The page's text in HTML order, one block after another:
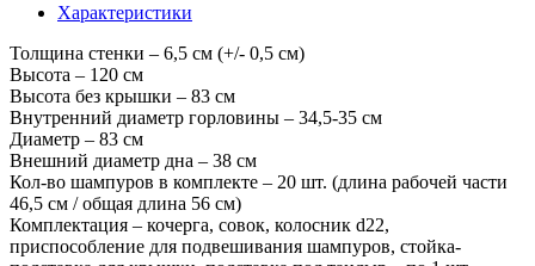
Характеристики
Толщина стенки – 6,5 см (+/- 0,5 см)
Высота – 120 см
Высота без крышки – 83 см
Внутренний диаметр горловины – 34,5-35 см
Диаметр – 83 см
Внешний диаметр дна – 38 см
Кол-во шампуров в комплекте – 20 шт. (длина рабочей части
46,5 см / общая длина 56 см)
Комплектация – кочерга, совок, колосник d22,
приспособление для подвешивания шампуров, стойка-